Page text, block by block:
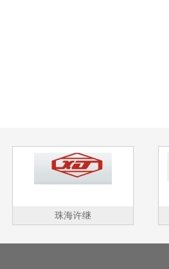
珠海许继